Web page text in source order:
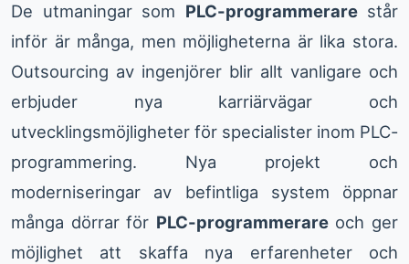
De utmaningar som PLC-programmerarestår
inför är många, men möjligheterna är lika stora.
Outsourcing av ingenjörer blir allt vanligare och
erbjuder nya karriärvägar och
utvecklingsmöjligheter för specialister inom PLC-
programmering. Nya projekt och
moderniseringar av befintliga system öppnar
många dörrar för PLC-programmerareoch ger
möjlighet att skaffa nya erfarenheter och